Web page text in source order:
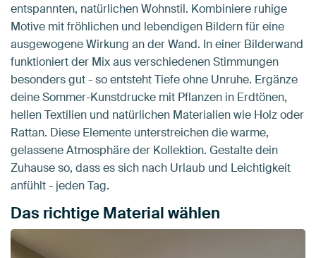
entspannten, natürlichen Wohnstil. Kombiniere ruhige
Motive mit fröhlichen und lebendigen Bildern für eine
ausgewogene Wirkung an der Wand. In einer Bilderwand
funktioniert der Mix aus verschiedenen Stimmungen
besonders gut - so entsteht Tiefe ohne Unruhe. Ergänze
deine Sommer-Kunstdrucke mit Pflanzen in Erdtönen,
hellen Textilien und natürlichen Materialien wie Holz oder
Rattan. Diese Elemente unterstreichen die warme,
gelassene Atmosphäre der Kollektion. Gestalte dein
Zuhause so, dass es sich nach Urlaub und Leichtigkeit
anfühlt - jeden Tag.
Das richtige Material wählen